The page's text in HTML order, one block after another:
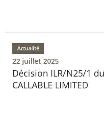
Décision ILR/N25/1
CALLABLE LIMITED
Actualité
22 juillet 2025